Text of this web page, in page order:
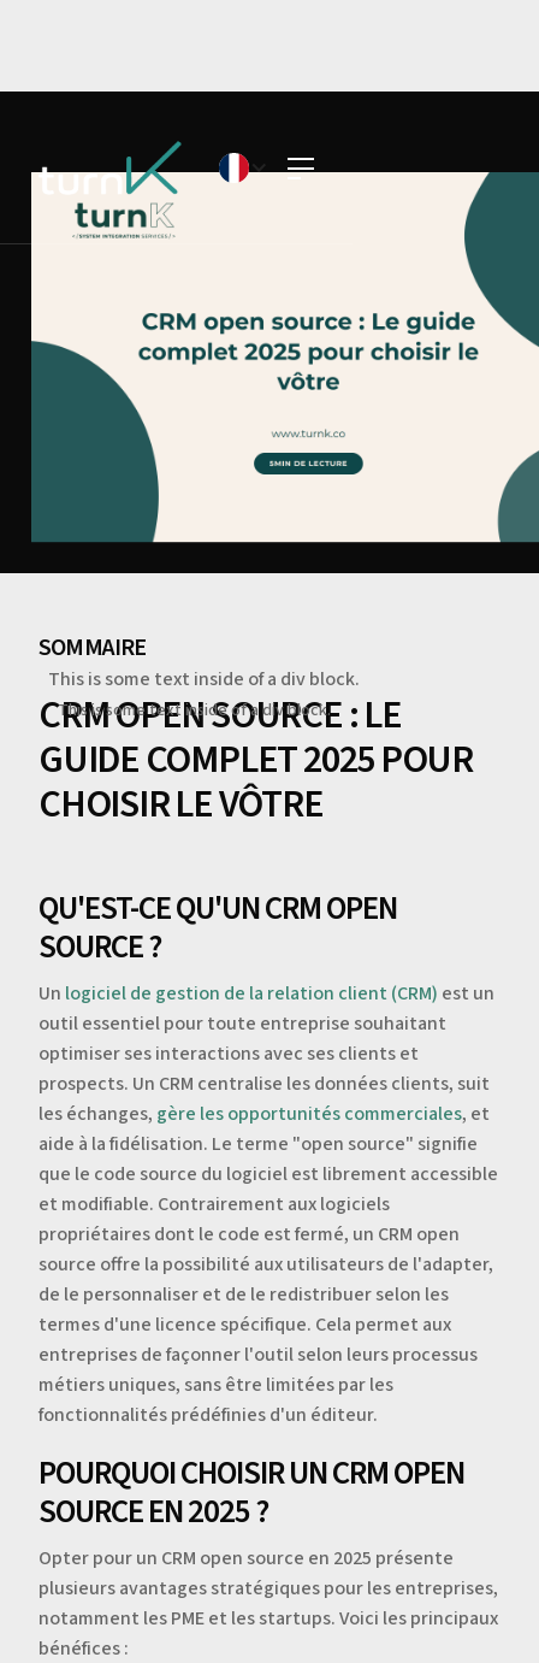
SOMMAIRE
This is some text inside of a div block.
This is some text inside of a div block.
CRM OPEN SOURCE : LE
GUIDE COMPLET 2025 POUR
CHOISIR LE VÔTRE
QU'EST-CE QU'UN CRM OPEN
SOURCE ?
Un logiciel de gestion de la relation client (CRM) est un
outil essentiel pour toute entreprise souhaitant
optimiser ses interactions avec ses clients et
prospects. Un CRM centralise les données clients, suit
les échanges, gère les opportunités commerciales, et
aide à la fidélisation. Le terme "open source" signifie
que le code source du logiciel est librement accessible
et modifiable. Contrairement aux logiciels
propriétaires dont le code est fermé, un CRM open
source offre la possibilité aux utilisateurs de l'adapter,
de le personnaliser et de le redistribuer selon les
termes d'une licence spécifique. Cela permet aux
entreprises de façonner l'outil selon leurs processus
métiers uniques, sans être limitées par les
fonctionnalités prédéfinies d'un éditeur.
POURQUOI CHOISIR UN CRM OPEN
SOURCE EN 2025 ?
Opter pour un CRM open source en 2025 présente
plusieurs avantages stratégiques pour les entreprises,
notamment les PME et les startups. Voici les principaux
bénéfices :